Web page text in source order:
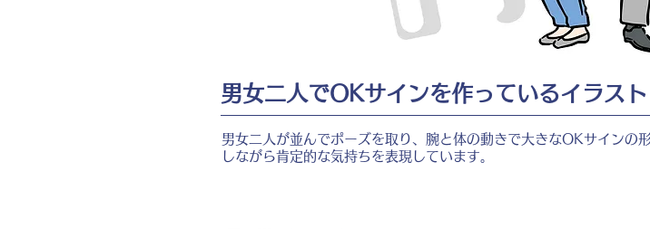
男女二人でOKサインを作っているイラスト
男女二人が並んでポーズを取り、腕と体の動きで大きなOKサインの
しながら肯定的な気持ちを表現しています。